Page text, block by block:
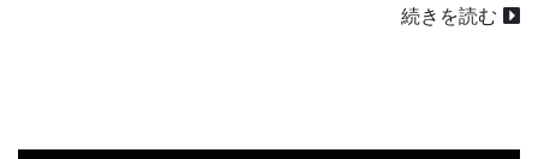
続きを読む